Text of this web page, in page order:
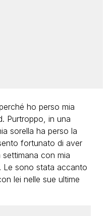
ho perso mia
Purtroppo, in una
sorella ha perso la
fortunato di aver
settimana con mia
Le sono stata accanto
lei nelle sue ultime